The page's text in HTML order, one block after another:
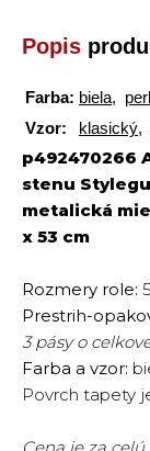
Popis
Farba: biela,
Vzor:
klasický,
p492470266
stenu
metalická
x 53 cm
Rozmery role:
Prestrih-
3 pásy o
Farba a vzor:
Povrch tapety